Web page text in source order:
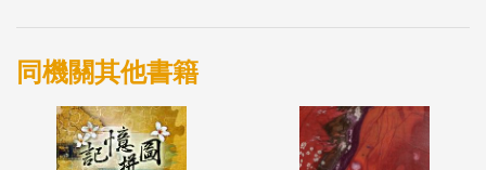
同機關其他書籍